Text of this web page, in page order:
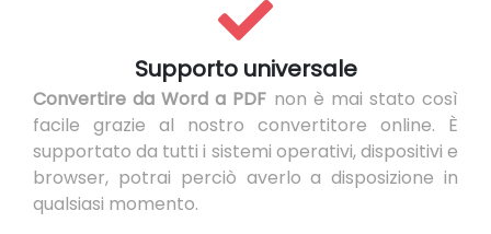
Supporto universale
Convertire da Word a PDF non è mai stato così
facile grazie al nostro convertitore online. È
supportato da tutti i sistemi operativi, dispositivi e
browser, potrai perciò averlo a disposizione in
qualsiasi momento.